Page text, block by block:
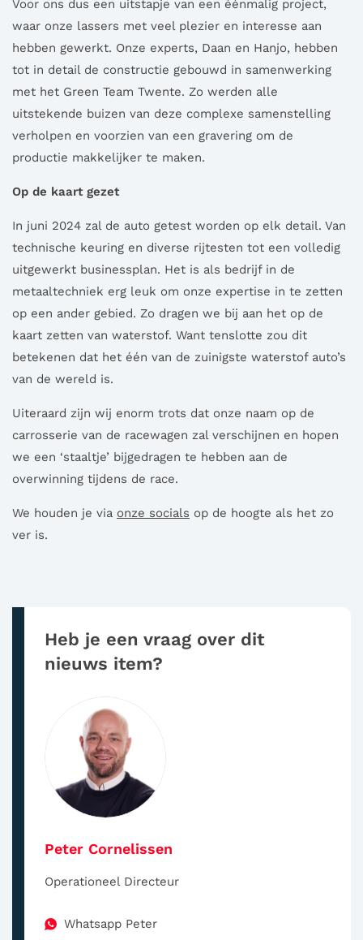
Voor ons dus een uitstapje van een éénmalig project,
waar onze lassers met veel plezier en interesse aan
hebben gewerkt. Onze experts, Daan en Hanjo, hebben
tot in detail de constructie gebouwd in samenwerking
met het Green Team Twente. Zo werden alle
uitstekende buizen van deze complexe samenstelling
verholpen en voorzien van een gravering om de
productie makkelijker te maken.
Op de kaart gezet
In juni 2024 zal de auto getest worden op elk detail. Van
technische keuring en diverse rijtesten tot een volledig
uitgewerkt businessplan. Het is als bedrijf in de
metaaltechniek erg leuk om onze expertise in te zetten
op een ander gebied. Zo dragen we bij aan het op de
kaart zetten van waterstof. Want tenslotte zou dit
betekenen dat het één van de zuinigste waterstof auto’s
van de wereld is.
Uiteraard zijn wij enorm trots dat onze naam op de
carrosserie van de racewagen zal verschijnen en hopen
we een ‘staaltje’ bijgedragen te hebben aan de
overwinning tijdens de race.
We houden je via onze socials op de hoogte als het zo
ver is.
Heb je een vraag over dit
nieuws item?
Peter Cornelissen
Operationeel Directeur
Whatsapp Peter